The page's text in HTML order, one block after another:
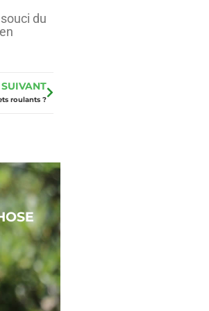
du
SUIVANT
roulants ?